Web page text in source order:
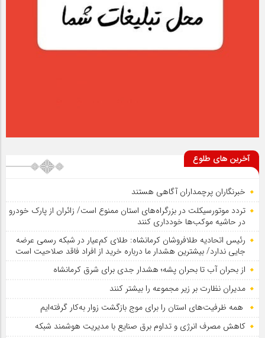
آخرین های طلوع
خبرنگاران پرچمداران آگاهی هستند
تردد موتورسیکلت در بزرگراه‌های استان ممنوع است/ زائران از پارک خودرو
در حاشیه موکب‌ها خودداری کنند
رئیس اتحادیه طلافروشان کرمانشاه: طلای کم‌عیار در شبکه رسمی عرضه
جایی ندارد/ بیشترین هشدار ما درباره خرید از افراد فاقد صلاحیت است
از بحران آب تا بحران پشه؛ هشدار جدی برای شرق کرمانشاه
مدیران نظارت بر زیر مجموعه را بیشتر کنند
همه ظرفیت‌های استان را برای موج بازگشت زوار به‌کار گرفته‌ایم
کاهش مصرف انرژی و تداوم برق صنایع با مدیریت هوشمند شبکه